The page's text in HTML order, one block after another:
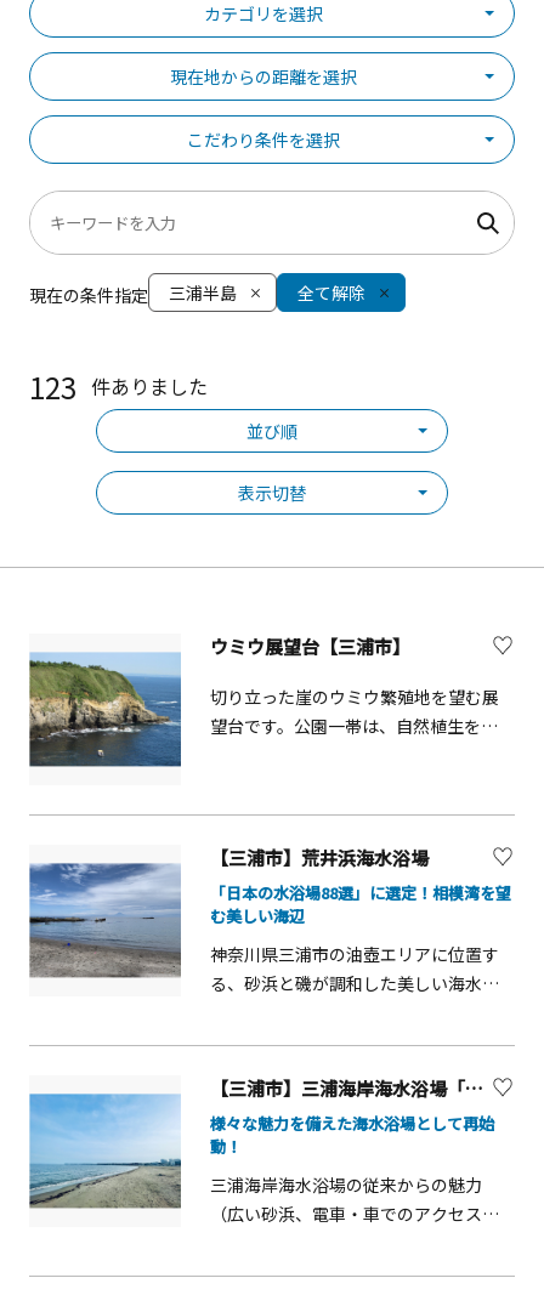
カテゴリを選択
現在地からの距離を選択
こだわり条件を選択
現在の条件指定 三浦半島 全て解除
123 件ありました
並び順
表示切替
ウミウ展望台【三浦市】
切り立った崖のウミウ繁殖地を望む展
望台です。公園一帯は、自然植生を保
め、相模湾・伊豆大島・伊豆半島・富
士箱根連山、丹沢山塊が眺望できま
す。
【三浦市】荒井浜海水浴場
「日本の水浴場88選」に選定！相模湾を望
む美しい海辺
神奈川県三浦市の油壺エリアに位置す
る、砂浜と磯が調和した美しい海水浴
省「日本の水浴場88選」にも選出され
より、シュノーケリングや磯遊びにも
最適です。浅瀬では小魚やヤドカリな
どの生き物観察ができ、晴れた日には
富士山や相模湾に沈む夕日も望める絶
景スポットとして知られています。夏
し、各店舗でシャワーや更衣室、荷物
【三浦市】三浦海岸海水浴場「MIURA FUN BEACH三浦海岸」
様々な魅力を備えた海水浴場として再始
動！
三浦海岸海水浴場の従来からの魅力
（広い砂浜、電車・車でのアクセスの
岸）を生かしつつ、海の家がない中で